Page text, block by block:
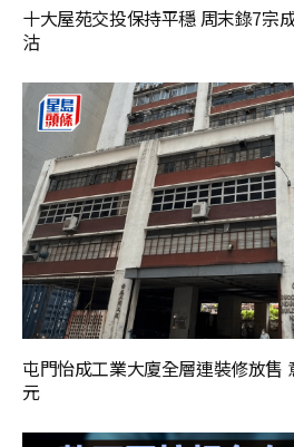
十大屋苑交投保持平穩 周末錄7宗
沽
屯門怡成工業大廈全層連裝修放售
元